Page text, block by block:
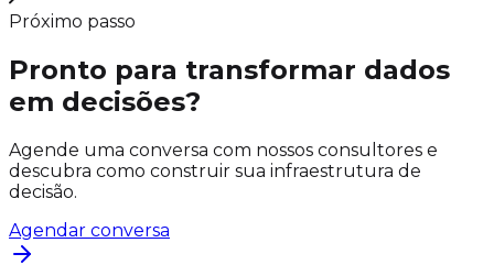
Próximo passo
Pronto para transformar dados
em decisões?
Agende uma conversa com nossos consultores e
descubra como construir sua infraestrutura de
decisão.
Agendar conversa